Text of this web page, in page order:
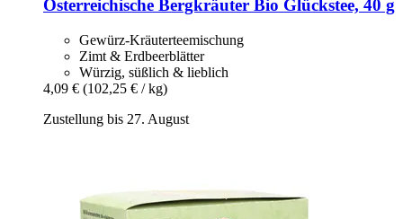
Österreichische Bergkräuter Bio Glückstee, 40 g
Gewürz-Kräuterteemischung
Zimt & Erdbeerblätter
Würzig, süßlich & lieblich
4,09 € (102,25 € / kg)
Zustellung bis 27. August